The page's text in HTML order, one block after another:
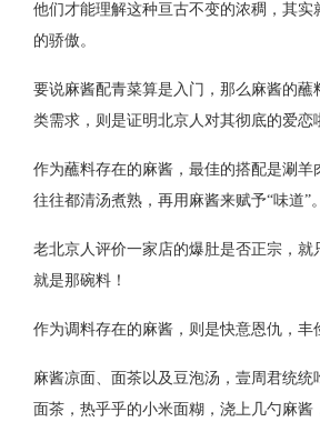
他们才能理解这种亘古不变的浓稠，其实
的骄傲。
要说麻酱配青菜算是入门，那么麻酱的蘸
类需求，则是证明北京人对其彻底的爱恋
作为蘸料存在的麻酱，最佳的搭配是涮羊
往往都清汤煮熟，再用麻酱来赋予“味道”。
老北京人评价一家店的爆肚是否正宗，
就是那碗料！
作为调料存在的麻酱，则是快意恩仇，丰
麻酱凉面、面茶以及豆泡汤，壹周君统统
面茶，热乎乎的小米面糊，浇上几勺麻酱